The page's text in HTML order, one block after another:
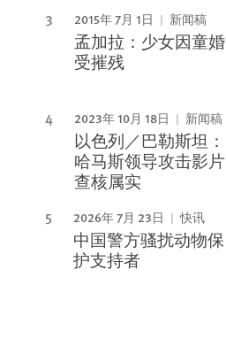
2015年 7月 1日 新闻稿
孟加拉：少女因童婚
受摧残
2023年 10月 18日 新闻稿
以色列／巴勒斯坦：
哈马斯领导攻击影片
查核属实
2026年 7月 23日 快讯
中国警方骚扰动物保
护支持者